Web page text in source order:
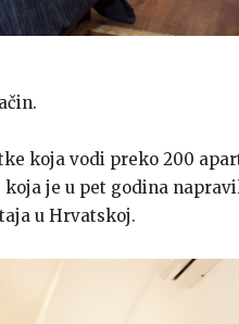
koja vodi preko 200
je u pet godina
u Hrvatskoj.